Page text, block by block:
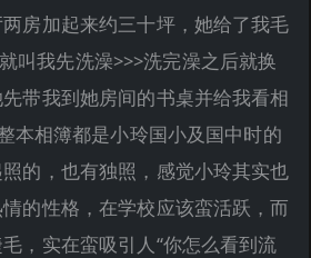
房加起来约三十坪，她给了我毛
叫我先洗澡>>>洗完澡之后就换
带我到她房间的书桌并给我看相
本相簿都是小玲国小及国中时的
的，也有独照，感觉小玲其实也
的性格，在学校应该蛮活跃，而
，实在蛮吸引人“你怎么看到流